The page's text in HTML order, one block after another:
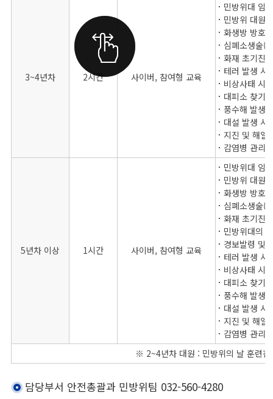
3~4년차 2시간 사이버, 참여형 교육
민방위대 임
민방위 대원
화생방 방호
심폐소생술(
화재 초기진
테러 발생 시
비상사태 시
대피소 찾기
풍수해 발생
대설 발생 시
지진 및 해일
감염병 관리
5년차 이상 1시간 사이버, 참여형 교육
민방위대 임
민방위 대원
화생방 방호
심폐소생술(
화재 초기진
민방위대의
경보발령 및
테러 발생 시
비상사태 시
대피소 찾기
풍수해 발생
대설 발생 시
지진 및 해일
감염병 관리
※ 2~4년차 대원 : 민방위의 날 훈련
담당부서 안전총괄과 민방위팀 032-560-4280